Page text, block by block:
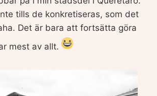
tills de konkretiseras, som det
Det är bara att fortsätta göra
mest av allt.